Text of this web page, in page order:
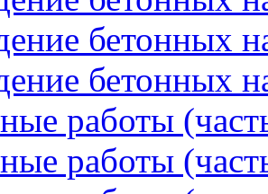
бетонных
бетонных
работы
работы